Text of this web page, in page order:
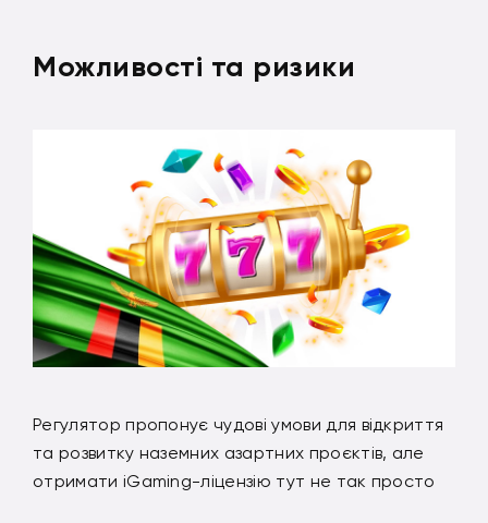
Можливості та ризики
Регулятор пропонує чудові умови для відкриття
та розвитку наземних азартних проєктів, але
отримати iGaming-ліцензію тут не так просто